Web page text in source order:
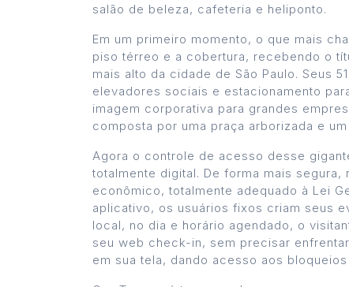
salão de beleza, cafeteria e heliponto.
Em um primeiro momento, o que mais
piso térreo e a cobertura, recebendo o
mais alto da cidade de São Paulo. Seus
elevadores sociais e estacionamento
imagem corporativa para grandes
composta por uma praça arborizada e
Agora o controle de acesso desse
totalmente digital. De forma mais
econômico, totalmente adequado à Lei
aplicativo, os usuários fixos criam seus
local, no dia e horário agendado, o
seu web check-in, sem precisar
em sua tela, dando acesso aos